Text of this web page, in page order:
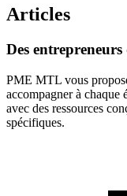
Articles
Des entrepreneurs
PME MTL vous
accompagner à chaque
avec des ressources
spécifiques.